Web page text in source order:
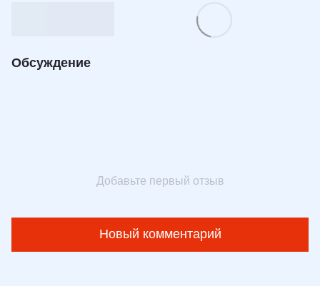
Обсуждение
Добавьте первый отзыв
Новый комментарий